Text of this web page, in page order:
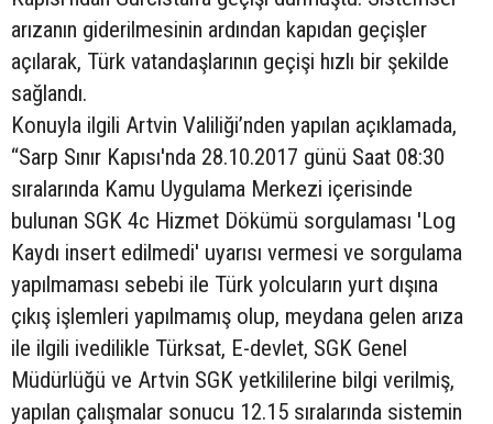
arızanın giderilmesinin ardından kapıdan geçişler
açılarak, Türk vatandaşlarının geçişi hızlı bir şekilde
sağlandı.
Konuyla ilgili Artvin Valiliği’nden yapılan açıklamada,
“Sarp Sınır Kapısı'nda 28.10.2017 günü Saat 08:30
sıralarında Kamu Uygulama Merkezi içerisinde
bulunan SGK 4c Hizmet Dökümü sorgulaması 'Log
Kaydı insert edilmedi' uyarısı vermesi ve sorgulama
yapılmaması sebebi ile Türk yolcuların yurt dışına
çıkış işlemleri yapılmamış olup, meydana gelen arıza
ile ilgili ivedilikle Türksat, E-devlet, SGK Genel
Müdürlüğü ve Artvin SGK yetkililerine bilgi verilmiş,
yapılan çalışmalar sonucu 12.15 sıralarında sistemin